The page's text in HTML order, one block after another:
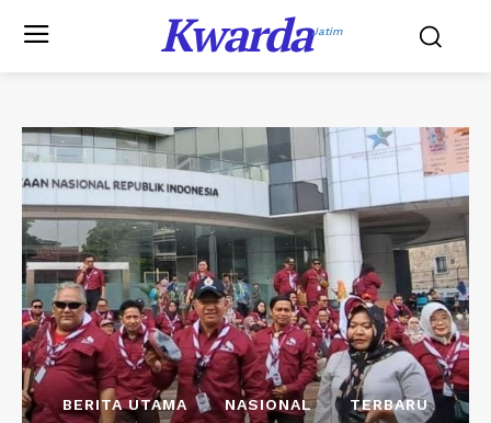
KwardaJatim
BERITA UTAMA NASIONAL TERBARU